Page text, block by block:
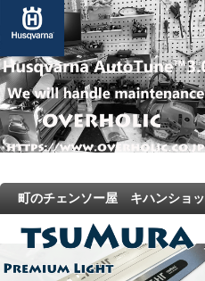
町のチェンソー屋 キハンショッ
プ